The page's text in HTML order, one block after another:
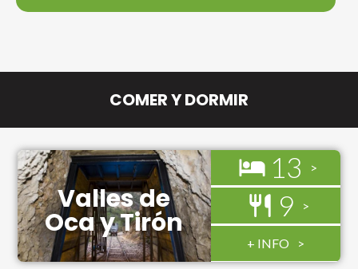
COMER Y DORMIR
Valles de
Oca y Tirón
13
9
+ INFO